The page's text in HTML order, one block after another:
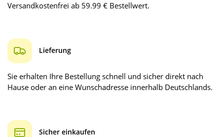
Versandkostenfrei ab 59.99 € Bestellwert.
Lieferung
Sie erhalten Ihre Bestellung schnell und sicher direkt nach
Hause oder an eine Wunschadresse innerhalb Deutschlands.
Sicher einkaufen